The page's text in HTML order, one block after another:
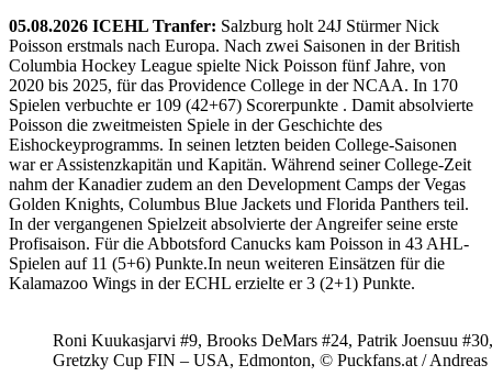
05.08.2026 ICEHL Tranfer: Salzburg holt 24J Stürmer Nick
Poisson erstmals nach Europa. Nach zwei Saisonen in der British
Columbia Hockey League spielte Nick Poisson fünf Jahre, von
2020 bis 2025, für das Providence College in der NCAA. In 170
Spielen verbuchte er 109 (42+67) Scorerpunkte . Damit absolvierte
Poisson die zweitmeisten Spiele in der Geschichte des
Eishockeyprogramms. In seinen letzten beiden College-Saisonen
war er Assistenzkapitän und Kapitän. Während seiner College-Zeit
nahm der Kanadier zudem an den Development Camps der Vegas
Golden Knights, Columbus Blue Jackets und Florida Panthers teil.
In der vergangenen Spielzeit absolvierte der Angreifer seine erste
Profisaison. Für die Abbotsford Canucks kam Poisson in 43 AHL-
Spielen auf 11 (5+6) Punkte.In neun weiteren Einsätzen für die
Kalamazoo Wings in der ECHL erzielte er 3 (2+1) Punkte.
Roni Kuukasjarvi #9, Brooks DeMars #24, Patrik Joensuu
Gretzky Cup FIN – USA, Edmonton, © Puckfans.at / Andreas